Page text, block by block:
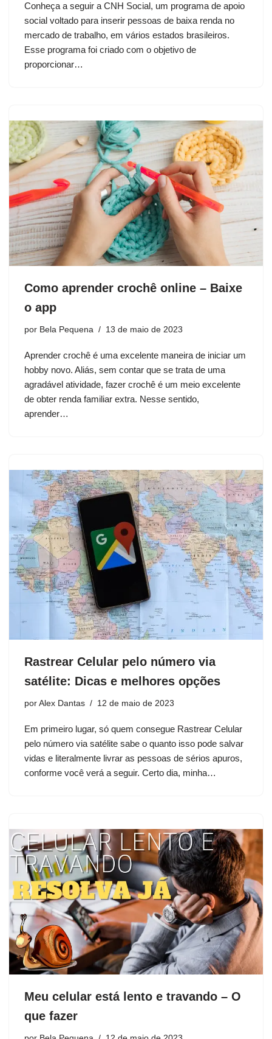
Conheça a seguir a CNH Social, um programa de apoio
social voltado para inserir pessoas de baixa renda no
mercado de trabalho, em vários estados brasileiros.
Esse programa foi criado com o objetivo de
proporcionar…
Como aprender crochê online – Baixe
o app
por Bela Pequena 13 de maio de 2023
Aprender crochê é uma excelente maneira de iniciar um
hobby novo. Aliás, sem contar que se trata de uma
agradável atividade, fazer crochê é um meio excelente
de obter renda familiar extra. Nesse sentido,
aprender…
Rastrear Celular pelo número via
satélite: Dicas e melhores opções
por Alex Dantas 12 de maio de 2023
Em primeiro lugar, só quem consegue Rastrear Celular
pelo número via satélite sabe o quanto isso pode salvar
vidas e literalmente livrar as pessoas de sérios apuros,
conforme você verá a seguir. Certo dia, minha…
Meu celular está lento e travando – O
que fazer